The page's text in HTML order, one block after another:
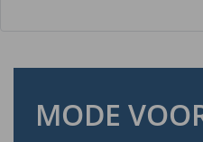
MODE